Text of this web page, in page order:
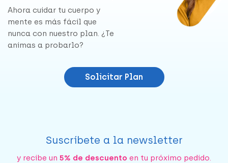
Ahora cuidar tu cuerpo y
mente es más fácil que
nunca con nuestro plan. ¿Te
animas a probarlo?
Solicitar Plan
Suscríbete a la newsletter
y recibe un 5% de descuento en tu próximo pedido.